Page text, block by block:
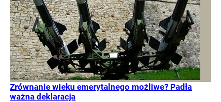
Zrównanie wieku emerytalnego możliwe? Padła
ważna deklaracja